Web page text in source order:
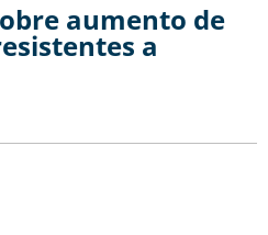
aumento de
a